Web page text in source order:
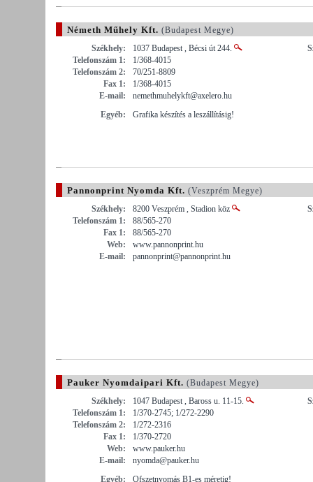
Németh Műhely Kft. (Budapest Megye)
Székhely:
1037 Budapest , Bécsi út 244.
Telefonszám 1:
1/368-4015
Telefonszám 2:
70/251-8809
Fax 1:
1/368-4015
E-mail:
nemethmuhelykft@axelero.hu
Egyéb:
Grafika készítés a leszállításig!
Pannonprint Nyomda Kft. (Veszprém Megye)
Székhely:
8200 Veszprém , Stadion köz
Telefonszám 1:
88/565-270
Fax 1:
88/565-270
Web:
www.pannonprint.hu
E-mail:
pannonprint@pannonprint.hu
Pauker Nyomdaipari Kft. (Budapest Megye)
Székhely:
1047 Budapest , Baross u. 11-15.
Telefonszám 1:
1/370-2745; 1/272-2290
Telefonszám 2:
1/272-2316
Fax 1:
1/370-2720
Web:
www.pauker.hu
E-mail:
nyomda@pauker.hu
Egyéb:
Ofszetnyomás B1-es méretig!